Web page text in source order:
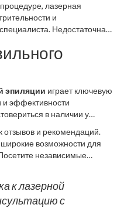
сертифицировано.
кожи. Большинство
покалывание или
проходит. Никаких
остается, что делает
её репутацию
лазерная
и
Недостаточная
это не стоит игнорировать.
можно с
о раке — не более чем
под собой научной
эпиляции играет ключевую
и эффективности
в наличии у
можно,
или салон. Эти
прошел специальное
лазерное
ошибок и побочных
отзывов и рекомендаций.
возможности для
независимые
мнение о
специалиста. Многие
к лазерной
с